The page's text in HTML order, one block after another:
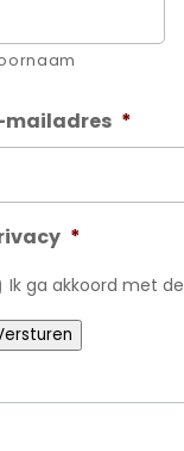
mailadres *
*
Ik ga akkoord met de